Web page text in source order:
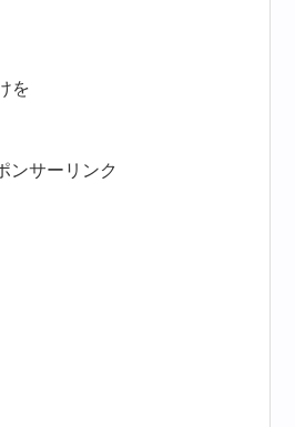
を
ンサーリンク